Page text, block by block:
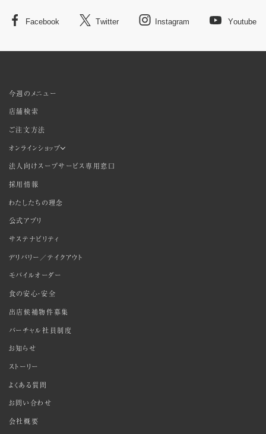
Facebook Twitter Instagram Youtube
今週のメニュー
店舗検索
ご注文方法
オンラインショップ
法人向けスープサービス専用窓口
採用情報
わたしたちの理念
公式アプリ
サステナビリティ
デリバリー／テイクアウト
モバイルオーダー
食の安心・安全
出店候補物件募集
バーチャル社員制度
お知らせ
ストーリー
よくある質問
お問い合わせ
会社概要